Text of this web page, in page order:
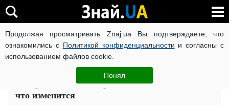
Продолжая просматривать Znaj.ua Вы подтверждаете, что
ознакомились с Политикой конфиденциальности и согласны с
использованием файлов cookie.
Понял
ВОЙНА РОССИИ ПРОТИВ УКРАИНЫ КОРОНАВИРУС В
ЧИТАТИ УКРАЇНСЬКОЮ
В Украине обновят правила выхода на пенсию:
что изменится